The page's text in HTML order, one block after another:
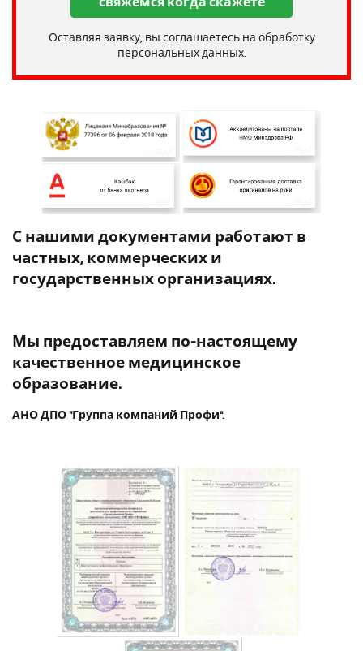
Оставляя заявку, вы соглашаетесь на обработку
персональных данных.
С нашими документами работают в
частных, коммерческих и
государственных организациях.
Мы предоставляем по-настоящему
качественное медицинское
образование.
АНО ДПО "Группа компаний Профи".